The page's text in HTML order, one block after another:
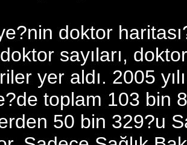
doktor
sayıları,
yer aldı. 2005
toplam 103 bin
50 bin 329?u